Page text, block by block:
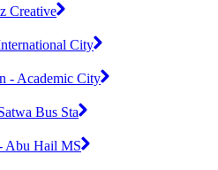
Creative
City
- Academic City
Bus Sta
Abu Hail MS